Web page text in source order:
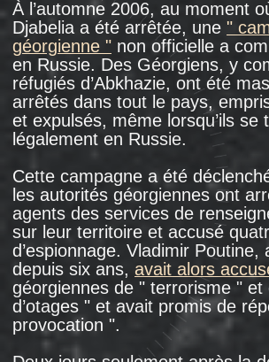
dans les écoles pour procéder à des
avec des enfants géorgiens.
Les perquisitions n’ont pas seulement été
menées dans les marchés et les restaurants.
Le 7 octobre 2006, la police de la capitale a
une descente dans l'église Saint-Georges
le Victorieux à Grouzini, principal centre
spirituel de la diaspora géorgienne à Moscou.
Les forces de sécuritéont noté
les
coordonnées de toutes les personnes
présentes à l’office, et deux chanteurs
de la chorale de l'église, citoyens géorgiens,
ont été arrêtés. Le même jour, des policiers
ont également mis en place une surveillance
devant le bâtiment du consulat géorgien à
Moscou: ils ont vérifié les documents de tous
ceux qui tentaient d’y entrer etont arrêté
quatre personnes.
Tous ces événements de l’automne 2006 ont
été le point culminant d’un conflit qui couvait
depuis plusieurs années entre la Russie et la
Géorgie, lié à la politique que Vladimir Poutine,
dès son arrivée au pouvoir, a mené à l'égard
de l’Abkhazie non reconnue.